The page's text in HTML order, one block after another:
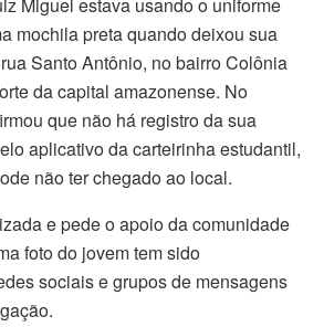
mochila preta quando deixou sua
Santo Antônio, no bairro Colônia
da capital amazonense. No
que não há registro da sua
aplicativo da carteirinha estudantil,
não ter chegado ao local.
e pede o apoio da comunidade
foto do jovem tem sido
sociais e grupos de mensagens